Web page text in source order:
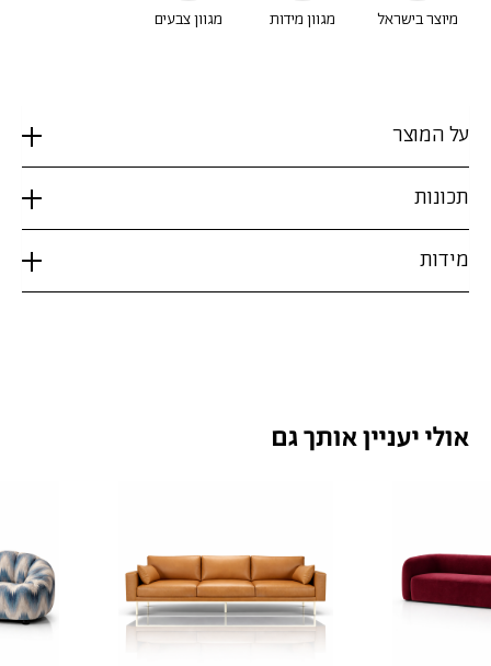
מיוצר בישראל מגוון מידות מגוון צבעים
על המוצר
תכונות
מידות
אולי יעניין אותך גם